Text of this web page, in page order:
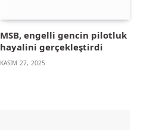
MSB, engelli gencin pilotluk
hayalini gerçekleştirdi
KASIM 27, 2025